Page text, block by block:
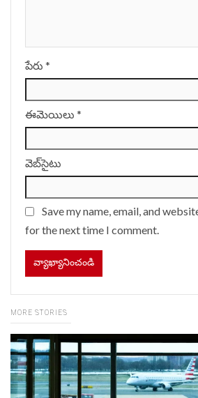
పేరు *
ఈమెయిలు *
వెబ్‌సైటు
Save my name, email, and
for the next time I comment.
MORE STORIES